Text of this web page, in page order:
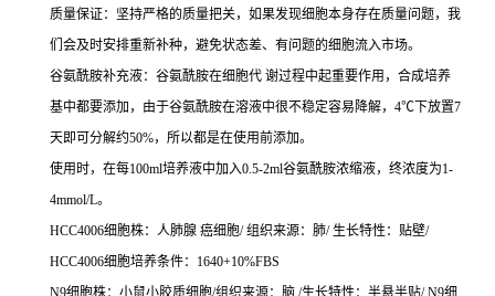
质量保证：坚持严格的质量把关，如果发现细胞本身存在质量问题，我
们会及时安排重新补种，避免状态差、有问题的细胞流入市场。
谷氨酰胺补充液：谷氨酰胺在细胞代 谢过程中起重要作用，合成培养
基中都要添加，由于谷氨酰胺在溶液中很不稳定容易降解，4℃下放置7
天即可分解约50%，所以都是在使用前添加。
使用时，在每100ml培养液中加入0.5-2ml谷氨酰胺浓缩液，终浓度为1-
4mmol/L。
HCC4006细胞株：人肺腺 癌细胞/ 组织来源：肺/ 生长特性：贴壁/
HCC4006细胞培养条件：1640+10%FBS
N9细胞株：小鼠小胶质细胞/组织来源：脑 /生长特性：半悬半贴/ N9细